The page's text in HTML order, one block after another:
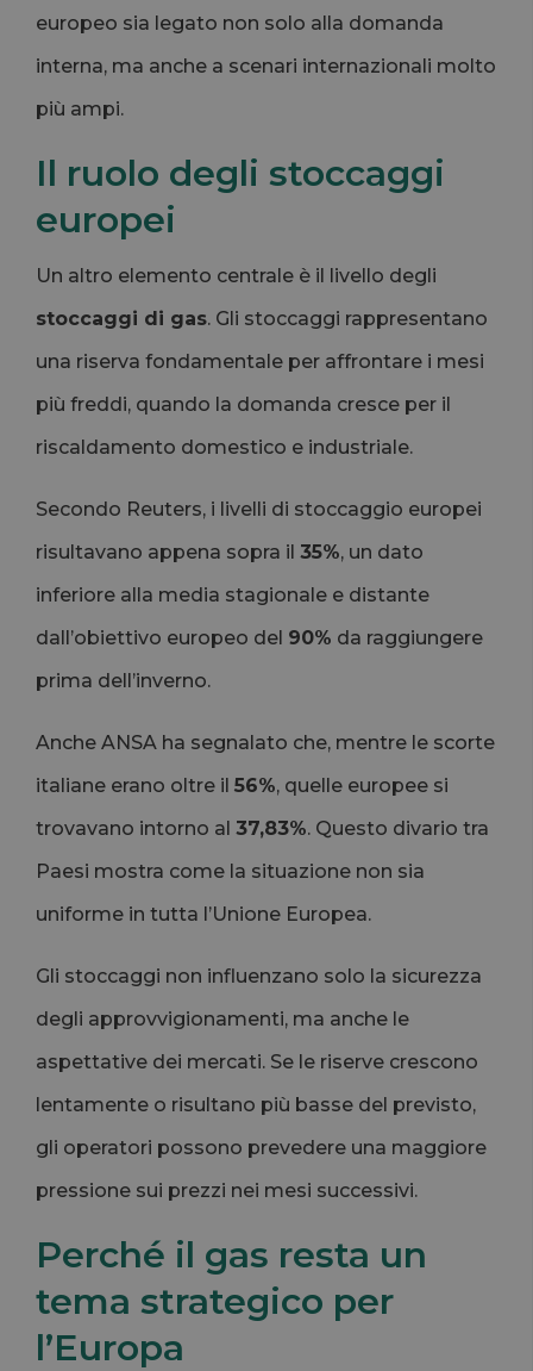
europeo sia legato non solo alla domanda
interna, ma anche a scenari internazionali molto
più ampi.
Il ruolo degli stoccaggi
europei
Un altro elemento centrale è il livello degli
stoccaggi di gas. Gli stoccaggi rappresentano
una riserva fondamentale per affrontare i mesi
più freddi, quando la domanda cresce per il
riscaldamento domestico e industriale.
Secondo Reuters, i livelli di stoccaggio europei
risultavano appena sopra il 35%, un dato
inferiore alla media stagionale e distante
dall’obiettivo europeo del 90% da raggiungere
prima dell’inverno.
Anche ANSA ha segnalato che, mentre le scorte
italiane erano oltre il 56%, quelle europee si
trovavano intorno al 37,83%. Questo divario tra
Paesi mostra come la situazione non sia
uniforme in tutta l’Unione Europea.
Gli stoccaggi non influenzano solo la sicurezza
degli approvvigionamenti, ma anche le
aspettative dei mercati. Se le riserve crescono
lentamente o risultano più basse del previsto,
gli operatori possono prevedere una maggiore
pressione sui prezzi nei mesi successivi.
Perché il gas resta un
tema strategico per
l’Europa